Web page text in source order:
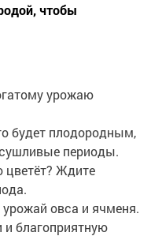
чтобы
урожаю
будет плодородным,
периоды.
цветёт? Ждите
овса и ячменя.
и благоприятную